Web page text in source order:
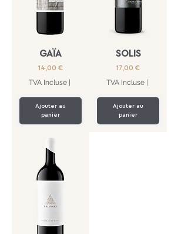
GAÏA
Prix
14,00 €
TVA Incluse
Ajouter au
panier
SOLIS
Prix
17,00 €
TVA Incluse
Ajouter au
panier